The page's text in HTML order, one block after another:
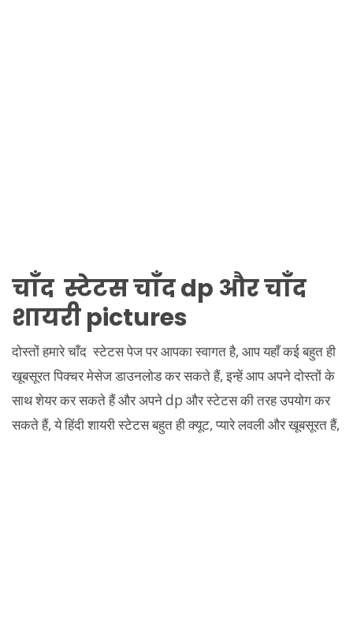
चाँद स्टेटस चाँद dp और चाँद
शायरी pictures
दोस्तों हमारे चाँद स्टेटस पेज पर आपका स्वागत है, आप यहाँ कई बहुत ही
खूबसूरत पिक्चर मेसेज डाउनलोड कर सकते हैं, इन्हें आप अपने दोस्तों के
साथ शेयर कर सकते हैं और अपने dp और स्टेटस की तरह उपयोग कर
सकते हैं, ये हिंदी शायरी स्टेटस बहुत ही क्यूट, प्यारे लवली और खूबसूरत हैं,